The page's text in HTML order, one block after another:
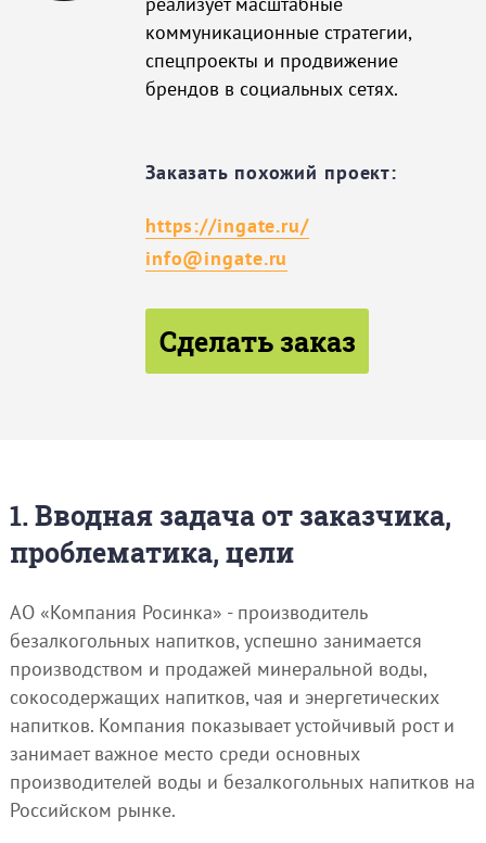
коммуникационные стратегии,
спецпроекты и продвижение
брендов в социальных сетях.
Заказать похожий проект:
https://ingate.ru/
info@ingate.ru
Сделать заказ
1. Вводная задача от заказчика,
проблематика, цели
АО «Компания Росинка» - производитель
безалкогольных напитков, успешно занимается
производством и продажей минеральной воды,
сокосодержащих напитков, чая и энергетических
напитков. Компания показывает устойчивый рост и
занимает важное место среди основных
производителей воды и безалкогольных напитков на
Российском рынке.